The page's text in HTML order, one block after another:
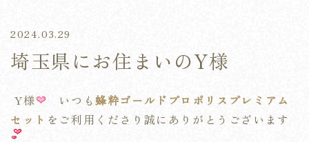
2024.03.29
埼玉県にお住まいのY様
Y様 いつも蜂粋ゴールドプロポリスプレミアム
セット をご利用くださり誠にありがとうございます